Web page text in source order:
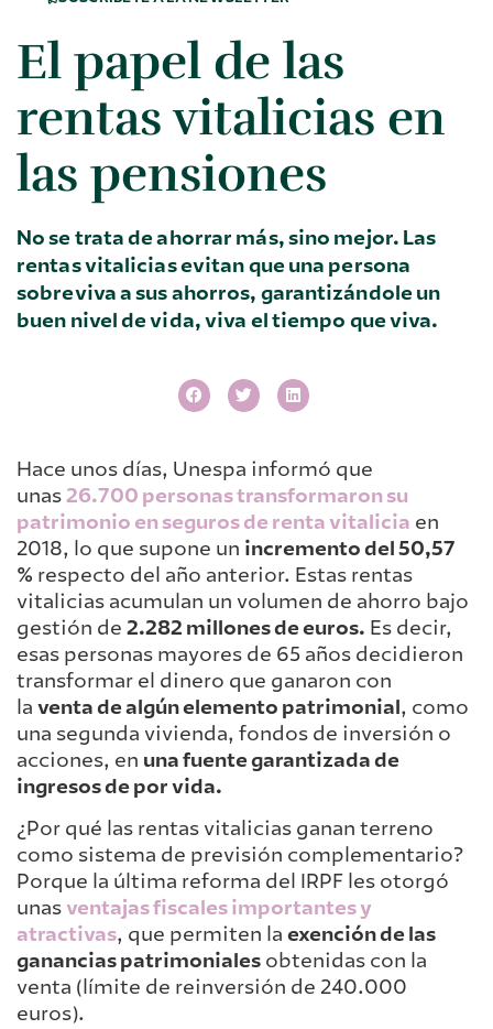
El papel de las
rentas vitalicias en
las pensiones
No se trata de ahorrar más, sino mejor. Las
rentas vitalicias evitan que una persona
sobreviva a sus ahorros, garantizándole un
buen nivel de vida, viva el tiempo que viva.
Hace unos días, Unespa informó que
unas 26.700 personas transformaron su
patrimonio en seguros de renta vitalicia en
2018, lo que supone un incremento del 50,57
% respecto del año anterior. Estas rentas
vitalicias acumulan un volumen de ahorro bajo
gestión de 2.282 millones de euros. Es decir,
esas personas mayores de 65 años decidieron
transformar el dinero que ganaron con
la venta de algún elemento patrimonial, como
una segunda vivienda, fondos de inversión o
acciones, en una fuente garantizada de
ingresos de por vida.
¿Por qué las rentas vitalicias ganan terreno
como sistema de previsión complementario?
Porque la última reforma del IRPF les otorgó
unasventajas fiscales importantes y
atractivas, que permiten la exención de las
ganancias patrimoniales obtenidas con la
venta (límite de reinversión de 240.000
euros).